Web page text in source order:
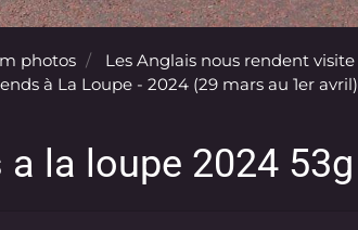
photos
Les Anglais nous rendent visite
à La Loupe - 2024 (29 mars au 1er avril)
la loupe 2024 53g